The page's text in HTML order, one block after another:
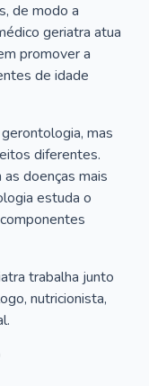
de modo a
geriatra atua
promover a
de idade
mas
diferentes.
doenças mais
estuda o
trabalha junto
nutricionista,